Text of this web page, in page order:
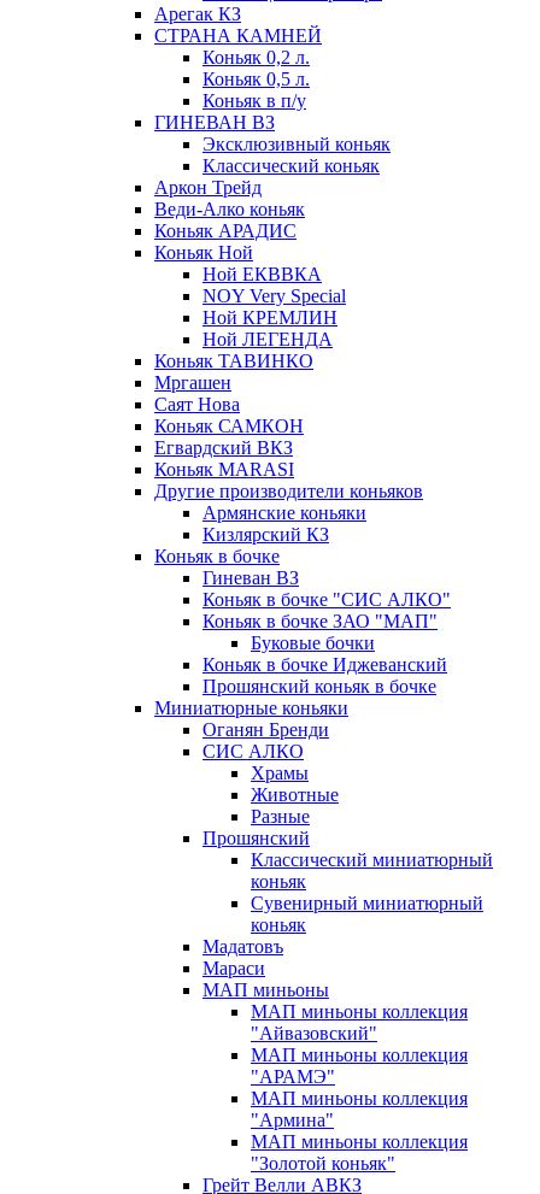
Арегак КЗ
СТРАНА КАМНЕЙ
Коньяк 0,2 л.
Коньяк 0,5 л.
Коньяк в п/у
ГИНЕВАН ВЗ
Эксклюзивный коньяк
Классический коньяк
Аркон Трейд
Веди-Алко коньяк
Коньяк АРАДИС
Коньяк Ной
Ной ЕКВВКА
NOY Very Special
Ной КРЕМЛИН
Ной ЛЕГЕНДА
Коньяк ТАВИНКО
Мргашен
Саят Нова
Коньяк САМКОН
Егвардский ВКЗ
Коньяк MARASI
Другие производители коньяков
Армянские коньяки
Кизлярский КЗ
Коньяк в бочке
Гиневан ВЗ
Коньяк в бочке "СИС АЛКО"
Коньяк в бочке ЗАО "МАП"
Буковые бочки
Коньяк в бочке Иджеванский
Прошянский коньяк в бочке
Миниатюрные коньяки
Оганян Бренди
СИС АЛКО
Храмы
Животные
Разные
Прошянский
Классический миниатюрный
коньяк
Сувенирный миниатюрный
коньяк
Мадатовъ
Мараси
МАП миньоны
МАП миньоны коллекция
"Айвазовский"
МАП миньоны коллекция
"АРАМЭ"
МАП миньоны коллекция
"Армина"
МАП миньоны коллекция
"Золотой коньяк"
Грейт Велли АВКЗ